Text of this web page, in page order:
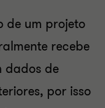
de um projeto
recebe
dados de
por isso